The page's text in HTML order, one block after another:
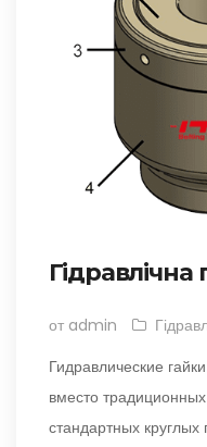
от admin
Гидравлические
вместо
стандартных